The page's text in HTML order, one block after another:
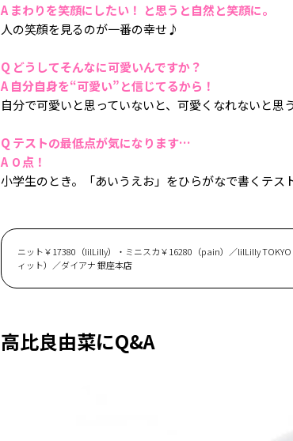
A まわりを笑顔にしたい！ と思うと自然と笑顔に。
人の笑顔を見るのが一番の幸せ♪
Q どうしてそんなに可愛いんですか？
A 自分自身を“可愛い”と信じてるから！
自分で可愛いと思っていないと、可愛くなれないと
Q テストの最低点が気になります…
A ０点！
小学生のとき。「あいうえお」をひらがなで書くテ
ニット￥17380（lilLilly）・ミニスカ￥16280（pain）／lilLilly
ィット）／ダイアナ 銀座本店
高比良由菜にQ&A